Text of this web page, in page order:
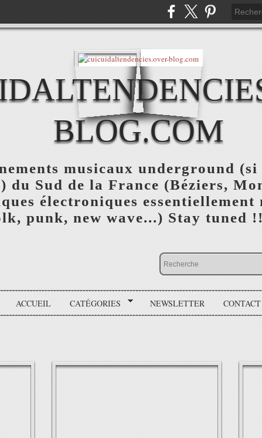
BLOG.COM
musicaux underground
du Sud de la France (Béziers,
électroniques essentiellement
punk, new wave...) Stay tuned
ACCUEIL CATÉGORIES NEWSLETTER CONTACT